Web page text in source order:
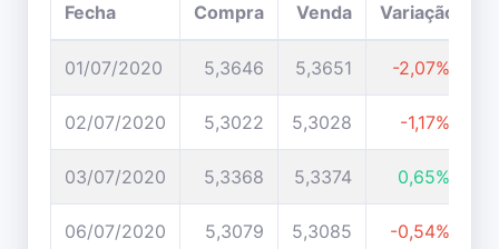
Fecha Compra Venda Variação
01/07/2020 5,3646 5,3651 -2,07%
02/07/2020 5,3022 5,3028 -1,17%
03/07/2020 5,3368 5,3374 0,65%
06/07/2020 5,3079 5,3085 -0,54%